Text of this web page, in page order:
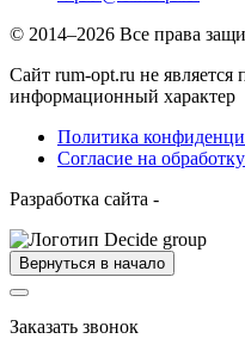
© 2014–2026 Все права
Сайт rum-opt.ru не
информационный характер
Политика
Согласие на
Разработка сайта -
Вернуться в начало
Заказать звонок